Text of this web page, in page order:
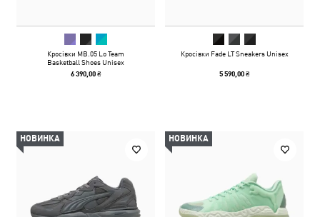
Кросівки MB.05 Lo Team
Basketball Shoes Unisex
6 390,00 ₴
Кросівки Fade LT Sneakers Unisex
5 590,00 ₴
НОВИНКА НОВИНКА